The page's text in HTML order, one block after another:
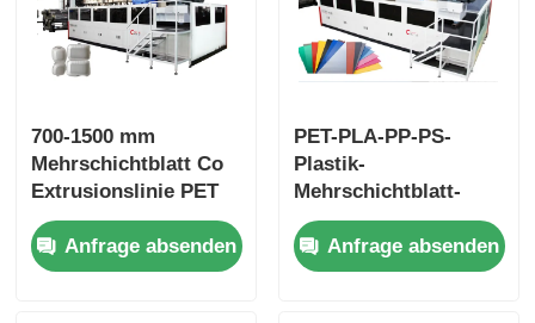
700-1500 mm
Mehrschichtblatt Co
Extrusionslinie PET
PLA PP PS
angepasste Farbe
Anfrage absenden
PET-PLA-PP-PS-
Plastik-
Mehrschichtblatt-
Extrusionsleitung
500-1400 kg/h
Anfrage absenden